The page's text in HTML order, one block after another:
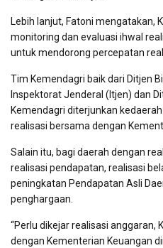
Lebih lanjut, Fatoni mengatakan,
monitoring dan evaluasi ihwal
untuk mendorong percepatan
Tim Kemendagri baik dari Ditjen
Inspektorat Jenderal (Itjen) dan
Kemendagri diterjunkan
realisasi bersama dengan
Salain itu, bagi daerah dengan
realisasi pendapatan, realisasi
peningkatan Pendapatan Asli
penghargaan.
“Perlu dikejar realisasi anggaran,
dengan Kementerian Keuangan